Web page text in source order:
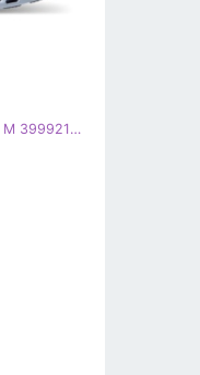
Buty On Running Cloudstratus M 3999213 niebieskie pomarańczowe szare